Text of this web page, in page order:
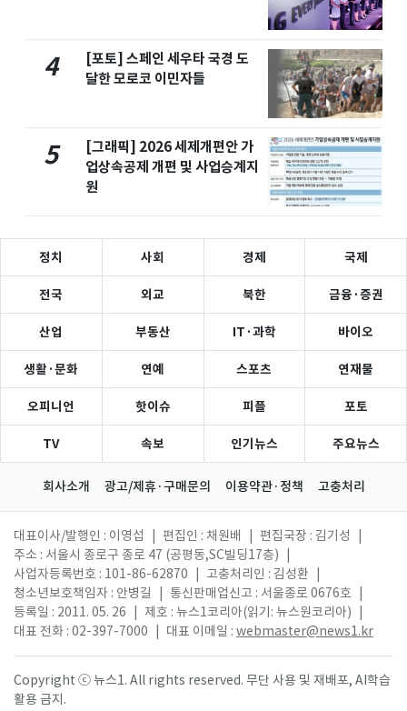
4
[포토] 스페인 세우타 국경 도
달한 모로코 이민자들
5
[그래픽] 2026 세제개편안 가
업상속공제 개편 및 사업승계지
원
정치 사회 경제 국제
전국 외교 북한 금융·증권
산업 부동산 IT·과학 바이오
생활·문화 연예 스포츠 연재물
오피니언 핫이슈 피플 포토
TV 속보 인기뉴스 주요뉴스
회사소개 광고/제휴·구매문의 이용약관·정책 고충처리
대표이사/발행인 : 이영섭 편집인 : 채원배 편집국장 : 김기성
주소 : 서울시 종로구 종로 47 (공평동,SC빌딩17층)
사업자등록번호 : 101-86-62870
고충처리인 : 김성환
청소년보호책임자 : 안병길
통신판매업신고 : 서울종로 0676호
등록일 : 2011. 05. 26
제호 : 뉴스1코리아(읽기: 뉴스원코리아)
대표 전화 : 02-397-7000
대표 이메일 : webmaster@news1.kr
Copyright ⓒ 뉴스1. All rights reserved. 무단 사용 및 재배포, AI학습
활용 금지.